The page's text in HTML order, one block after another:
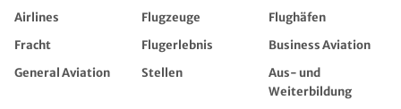
Airlines Flugzeuge
Flughäfen
Fracht
Flugerlebnis
Business Aviation
General Aviation
Stellen
Aus- und
Weiterbildung